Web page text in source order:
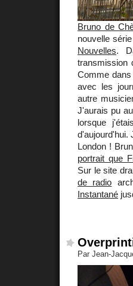
Bruno de
nouvelle
Nouvelles.
transmission
Comme
avec les
autre
J'aurais pu
lorsque
d'aujourd'hui.
London !
portrait que
Sur le site
de radio
Instantané
Par Jean-